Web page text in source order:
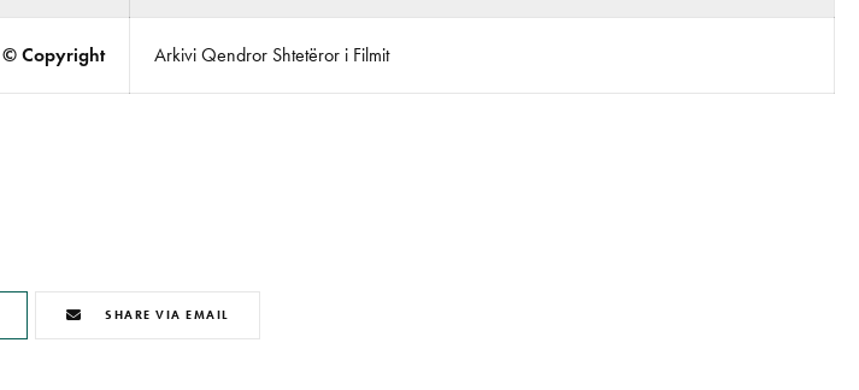
© Copyright Arkivi Qendror Shtetëror i Filmit
SHARE VIA EMAIL